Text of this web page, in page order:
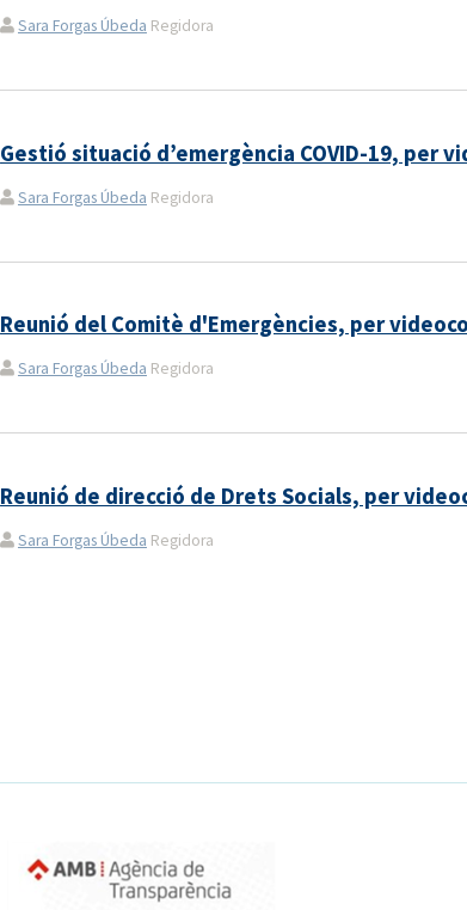
Sara Forgas Úbeda Regidora
Gestió situació d’emergència COVID-19, per
Sara Forgas Úbeda Regidora
Reunió del Comitè d'Emergències, per
Sara Forgas Úbeda Regidora
Reunió de direcció de Drets Socials, per
Sara Forgas Úbeda Regidora